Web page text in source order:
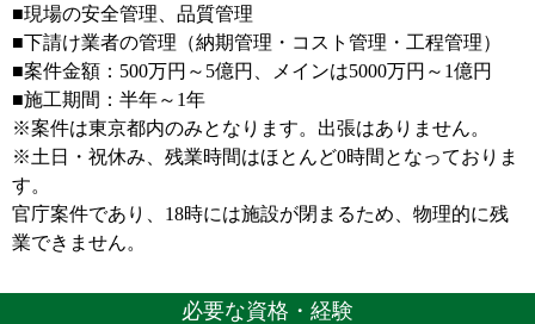
■現場の安全管理、品質管理
■下請け業者の管理（納期管理・コスト管理・工程管理）
■案件金額：500万円～5億円、メインは5000万円～1億円
■施工期間：半年～1年
※案件は東京都内のみとなります。出張はありません。
※土日・祝休み、残業時間はほとんど0時間となっておりま
す。
官庁案件であり、18時には施設が閉まるため、物理的に残
業できません。
必要な資格・経験